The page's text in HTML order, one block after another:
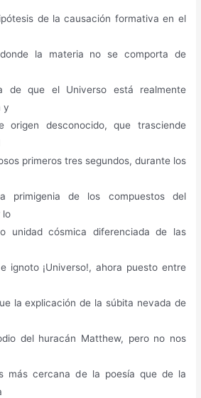
de la causación formativa en el
la materia no se comporta de
de que el Universo está realmente
y
origen desconocido, que trasciende
primeros tres segundos, durante los
primigenia de los compuestos del
lo
unidad cósmica diferenciada de las
ignoto ¡Universo!, ahora puesto entre
la explicación de la súbita nevada de
del huracán Matthew, pero no nos
más cercana de la poesía que de la